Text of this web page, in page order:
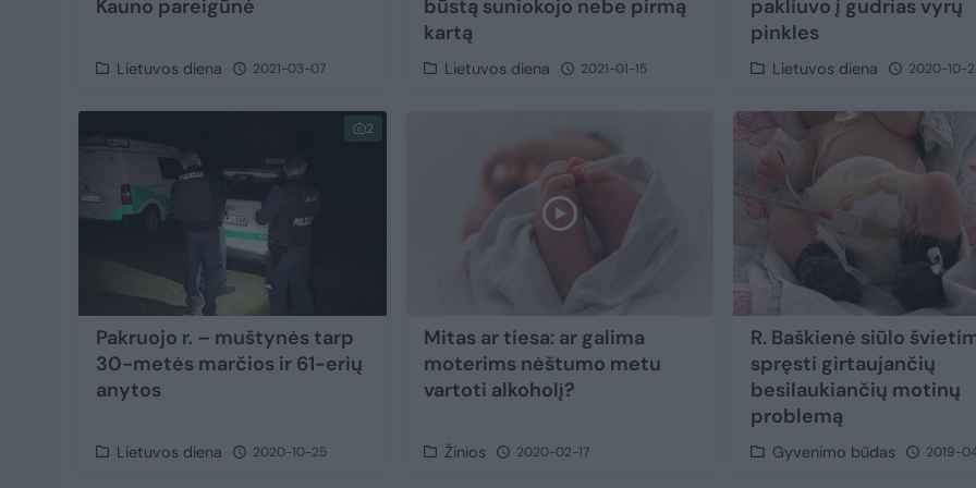
Kauno pareigūnė
Lietuvos diena 2021-03-07
būstą suniokojo nebe pirmą
kartą
Lietuvos diena 2021-01-15
pakliuvo į gudrias vyrų
pinkles
Lietuvos diena 2020-10-
2
Pakruojo r. – muštynės tarp
30-metės marčios ir 61-erių
anytos
Lietuvos diena 2020-10-25
Mitas ar tiesa: ar galima
moterims nėštumo metu
vartoti alkoholį?
Žinios 2020-02-17
R. Baškienė siūlo
spręsti girtaujančių
besilaukiančių motinų
problemą
Gyvenimo būdas 2019-